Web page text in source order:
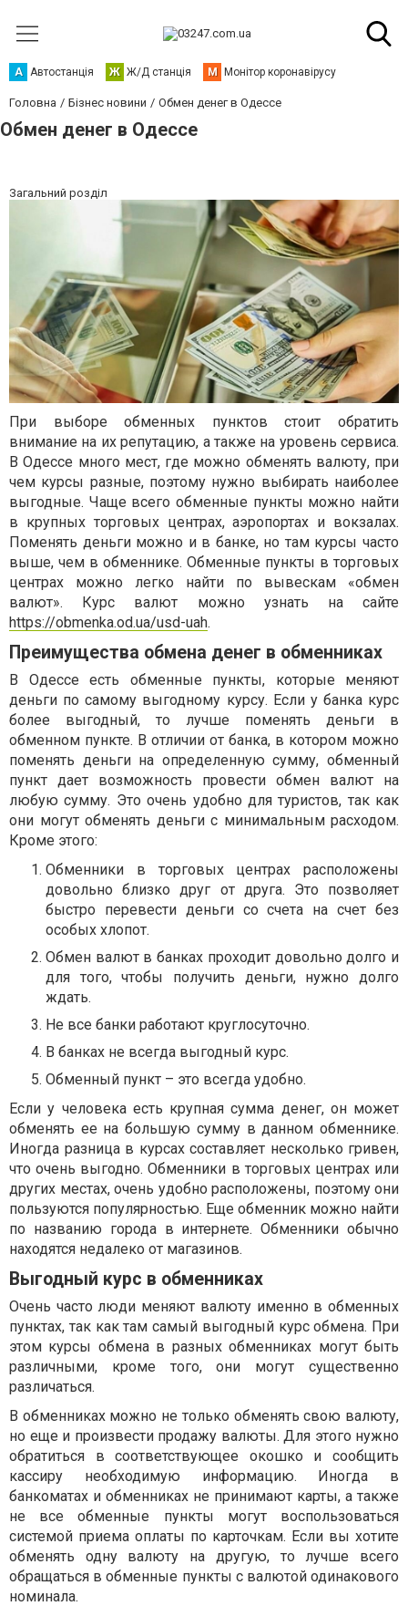
А Автостанція Ж Ж/Д станція М Монітор коронавірусу
Головна Бізнес новини Обмен денег в Одессе
Обмен денег в Одессе
Загальний розділ
При выборе обменных пунктов стоит обратить
внимание на их репутацию, а также на уровень сервиса.
В Одессе много мест, где можно обменять валюту, при
чем курсы разные, поэтому нужно выбирать наиболее
выгодные. Чаще всего обменные пункты можно найти
в крупных торговых центрах, аэропортах и вокзалах.
Поменять деньги можно и в банке, но там курсы часто
выше, чем в обменнике. Обменные пункты в торговых
центрах можно легко найти по вывескам «обмен
валют». Курс валют можно узнать на сайте
https://obmenka.od.ua/usd-uah.
Преимущества обмена денег в обменниках
В Одессе есть обменные пункты, которые меняют
деньги по самому выгодному курсу. Если у банка курс
более выгодный, то лучше поменять деньги в
обменном пункте. В отличии от банка, в котором можно
поменять деньги на определенную сумму, обменный
пункт дает возможность провести обмен валют на
любую сумму. Это очень удобно для туристов, так как
они могут обменять деньги с минимальным расходом.
Кроме этого:
Обменники в торговых центрах расположены
довольно близко друг от друга. Это позволяет
быстро перевести деньги со счета на счет без
особых хлопот.
Обмен валют в банках проходит довольно долго и
для того, чтобы получить деньги, нужно долго
ждать.
Не все банки работают круглосуточно.
В банках не всегда выгодный курс.
Обменный пункт – это всегда удобно.
Если у человека есть крупная сумма денег, он может
обменять ее на большую сумму в данном обменнике.
Иногда разница в курсах составляет несколько гривен,
что очень выгодно. Обменники в торговых центрах или
других местах, очень удобно расположены, поэтому они
пользуются популярностью. Еще обменник можно найти
по названию города в интернете. Обменники обычно
находятся недалеко от магазинов.
Выгодный курс в обменниках
Очень часто люди меняют валюту именно в обменных
пунктах, так как там самый выгодный курс обмена. При
этом курсы обмена в разных обменниках могут быть
различными, кроме того, они могут существенно
различаться.
В обменниках можно не только обменять свою валюту,
но еще и произвести продажу валюты. Для этого нужно
обратиться в соответствующее окошко и сообщить
кассиру необходимую информацию. Иногда в
банкоматах и обменниках не принимают карты, а также
не все обменные пункты могут воспользоваться
системой приема оплаты по карточкам. Если вы хотите
обменять одну валюту на другую, то лучше всего
обращаться в обменные пункты с валютой одинакового
номинала.